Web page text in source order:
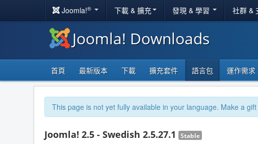
Joomla!® 下載 & 擴充 發現 & 學習 社群 &
Joomla! Downloads
首頁 最新版本 下載 擴充套件 語言包 運作需求
This page is not yet fully available in your language. Make a
Joomla! 2.5 - Swedish 2.5.27.1 Stable